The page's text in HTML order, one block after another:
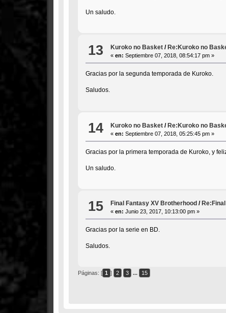
Un saludo.
13 Kuroko no Basket / Re:Kuroko no
«en: Septiembre 07, 2018, 08:54:17 pm »
Gracias por la segunda temporada de Kuroko.
Saludos.
14 Kuroko no Basket /Re:Kuroko no
«en: Septiembre 07, 2018, 05:25:45 pm »
Gracias por la primera temporada de Kuroko, y
Un saludo.
15 Final Fantasy XV Brotherhood /
«en: Junio 23, 2017, 10:13:00 pm »
Gracias por la serie en BD.
Saludos.
Páginas: [ 1 ] 2 3 ... 15